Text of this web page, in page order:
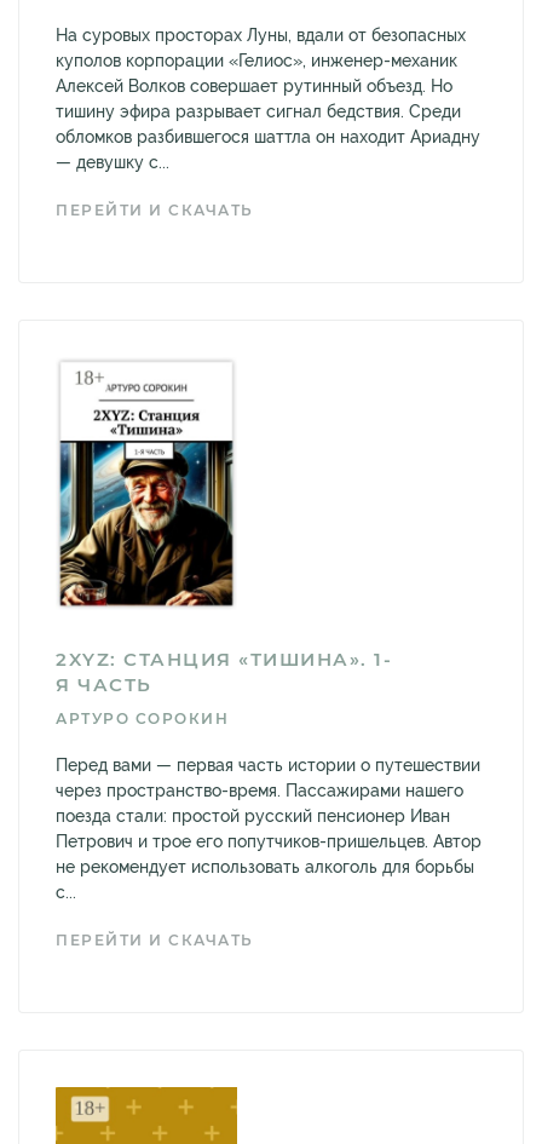
На суровых просторах Луны, вдали от безопасных
куполов корпорации «Гелиос», инженер-механик
Алексей Волков совершает рутинный объезд. Но
тишину эфира разрывает сигнал бедствия. Среди
обломков разбившегося шаттла он находит Ариадну
— девушку с...
ПЕРЕЙТИ И СКАЧАТЬ
2XYZ: СТАНЦИЯ «ТИШИНА». 1-
Я ЧАСТЬ
АРТУРО СОРОКИН
Перед вами — первая часть истории о путешествии
через пространство-время. Пассажирами нашего
поезда стали: простой русский пенсионер Иван
Петрович и трое его попутчиков-пришельцев. Автор
не рекомендует использовать алкоголь для борьбы
с...
ПЕРЕЙТИ И СКАЧАТЬ